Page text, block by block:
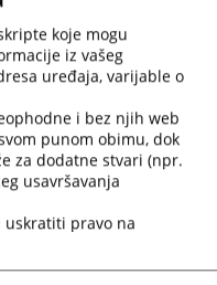
godine imenovan je
koje mogu
iz vašeg
uređaja, varijable o
i bez njih web
punom obimu, dok
za dodatne stvari (npr.
usavršavanja
uskratiti pravo na